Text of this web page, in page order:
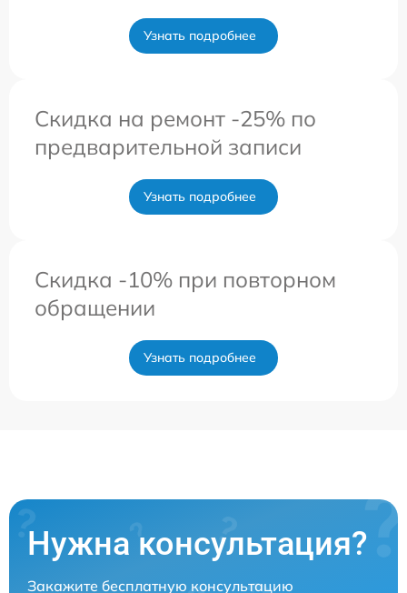
Узнать подробнее
Скидка на ремонт -25% по
предварительной записи
Узнать подробнее
Скидка -10% при повторном
обращении
Узнать подробнее
Нужна консультация?
Закажите бесплатную консультацию